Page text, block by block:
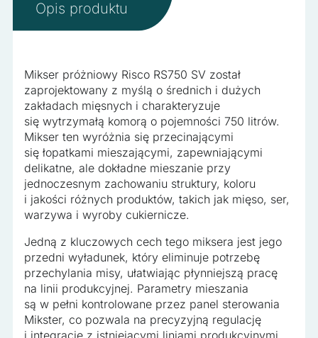
Opis produktu
Mikser próżniowy Risco RS750 SV został
zaprojektowany z myślą o średnich i dużych
zakładach mięsnych i charakteryzuje
się wytrzymałą komorą o pojemności 750 litrów.
Mikser ten wyróżnia się przecinającymi
się łopatkami mieszającymi, zapewniającymi
delikatne, ale dokładne mieszanie przy
jednoczesnym zachowaniu struktury, koloru
i jakości różnych produktów, takich jak mięso, ser,
warzywa i wyroby cukiernicze.
Jedną z kluczowych cech tego miksera jest jego
przedni wyładunek, który eliminuje potrzebę
przechylania misy, ułatwiając płynniejszą pracę
na linii produkcyjnej. Parametry mieszania
są w pełni kontrolowane przez panel sterowania
Mikster, co pozwala na precyzyjną regulację
i integrację z istniejącymi liniami produkcyjnymi.
zapamiętanie informacji, które zmieniają wygląd lub
funkcjonowanie strony, np. preferowany język lub region, w
Statystyka
Statystyczne pliki cookie pomagają właścicielem stron
internetowych zrozumieć, w jaki sposób różni użytkownicy
zachowują się na stronie, gromadząc i zgłaszając
anonimowe informacje.
Marketing
Marketingowe pliki cookie stosowane są w celu śledzenia
wyświetlanie reklam, które są istotne i interesujące dla
poszczególnych użytkowników i tym samym bardziej cenne
dla wydawców i reklamodawców strony trzeciej.
Nieklasyfikowane